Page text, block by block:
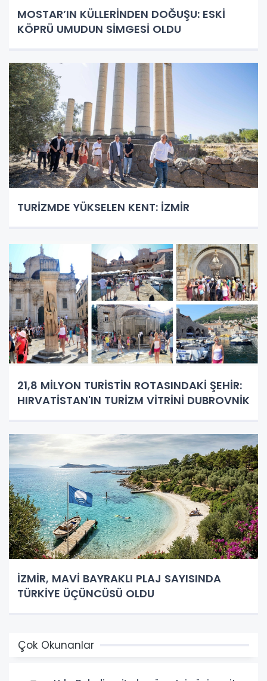
MOSTAR’IN KÜLLERİNDEN DOĞUŞU: ESKİ
KÖPRÜ UMUDUN SİMGESİ OLDU
TURİZMDE YÜKSELEN KENT: İZMİR
21,8 MİLYON TURİSTİN ROTASINDAKİ ŞEHİR:
HIRVATİSTAN'IN TURİZM VİTRİNİ DUBROVNİK
İZMİR, MAVİ BAYRAKLI PLAJ SAYISINDA
TÜRKİYE ÜÇÜNCÜSÜ OLDU
Çok Okunanlar